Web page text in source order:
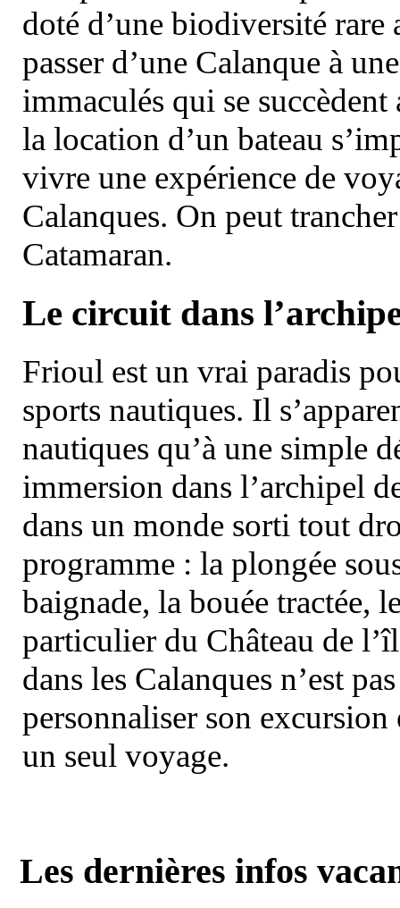
doté d’une biodiversité
passer d’une Calanque à
immaculés qui se
la location d’un bateau
vivre une expérience de
Calanques. On peut
Catamaran.
Le circuit dans
Frioul est un vrai paradis
sports nautiques. Il
nautiques qu’à une simple
immersion dans l’archipel
dans un monde sorti tout
programme : la plongée
baignade, la bouée tractée,
particulier du Château de
dans les Calanques n’est
personnaliser son
un seul voyage.
Les dernières infos